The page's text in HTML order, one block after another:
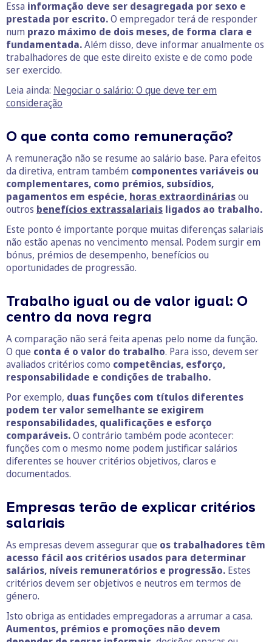
Essa informação deve ser desagregada por sexo e
prestada por escrito.O empregador terá de responder
num prazo máximo de dois meses, de forma clara e
fundamentada.Além disso, deve informar anualmente os
trabalhadores de que este direito existe e de como pode
ser exercido.
Leia ainda: Negociar o salário: O que deve ter em
consideração
O que conta como remuneração?
A remuneração não se resume ao salário base. Para efeitos
da diretiva, entram também componentes variáveis ou
complementares, como prémios, subsídios,
pagamentos em espécie, horas extraordináriasou
outros benefícios extrassalariais ligados ao trabalho.
Este ponto é importante porque muitas diferenças salariais
não estão apenas no vencimento mensal. Podem surgir em
bónus, prémios de desempenho, benefícios ou
oportunidades de progressão.
Trabalho igual ou de valor igual: O
centro da nova regra
A comparação não será feita apenas pelo nome da função.
O que conta é o valor do trabalho. Para isso, devem ser
avaliados critérios como competências, esforço,
responsabilidade e condições de trabalho.
Por exemplo, duas funções com títulos diferentes
podem ter valor semelhante se exigirem
responsabilidades, qualificações e esforço
comparáveis.O contrário também pode acontecer:
funções com o mesmo nome podem justificar salários
diferentes se houver critérios objetivos, claros e
documentados.
Empresas terão de explicar critérios
salariais
As empresas devem assegurar que os trabalhadores têm
acesso fácil aos critérios usados para determinar
salários, níveis remuneratórios e progressão. Estes
critérios devem ser objetivos e neutros em termos de
género.
Isto obriga as entidades empregadoras a arrumar a casa.
Aumentos, prémios e promoções não devem